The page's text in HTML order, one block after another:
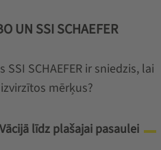
UN SSI SCHAEFER
SCHAEFER ir sniedzis, lai
mērķus?
līdz plašajai pasaulei